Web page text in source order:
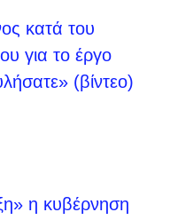
κατά του
για το έργο
(βίντεο)
η κυβέρνηση